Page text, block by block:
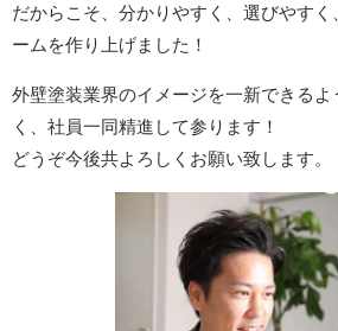
だからこそ、分かりやすく、選びやす
ームを作り上げました！
外壁塗装業界のイメージを一新できる
く、社員一同精進して参ります！
どうぞ今後共よろしくお願い致します。